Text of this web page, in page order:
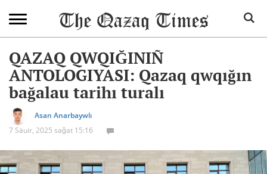
QAZAQ QWQIĞINIÑ
ANTOLOGIYASI: Qazaq qwqığın
bağalau tarihı turalı
Asan Anarbaywlı
7 Säuir, 2025 sağat 15:16